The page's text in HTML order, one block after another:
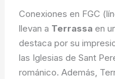
Conexiones en FGC
llevan a Terrassa en
destaca por su
las Iglesias de Sant
románico. Además,